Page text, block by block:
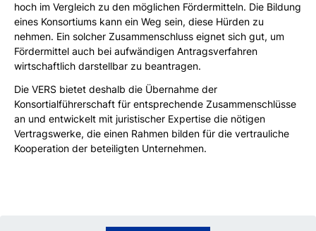
hoch im Vergleich zu den möglichen Fördermitteln. Die Bildung
eines Konsortiums kann ein Weg sein, diese Hürden zu
nehmen. Ein solcher Zusammenschluss eignet sich gut, um
Fördermittel auch bei aufwändigen Antragsverfahren
wirtschaftlich darstellbar zu beantragen.
Die VERS bietet deshalb die Übernahme der
Konsortialführerschaft für entsprechende Zusammenschlüsse
an und entwickelt mit juristischer Expertise die nötigen
Vertragswerke, die einen Rahmen bilden für die vertrauliche
Kooperation der beteiligten Unternehmen.